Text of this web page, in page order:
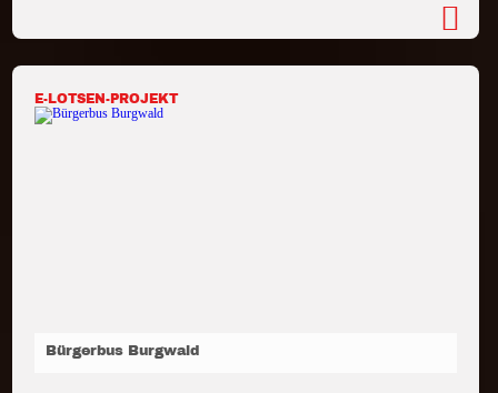
E-LOTSEN-PROJEKT
Bürgerbus Burgwald